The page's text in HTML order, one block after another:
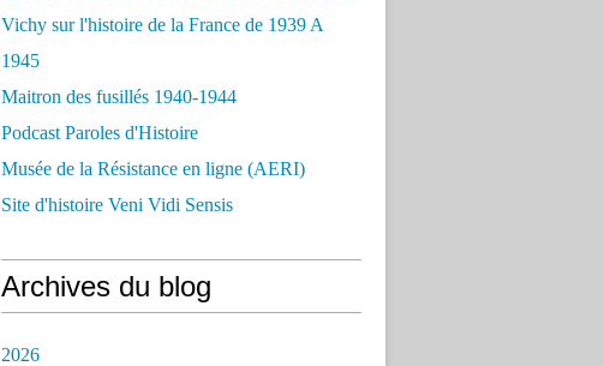
Vichy sur l'histoire de la France de 1939 A
1945
Maitron des fusillés 1940-1944
Podcast Paroles d'Histoire
Musée de la Résistance en ligne (AERI)
Site d'histoire Veni Vidi Sensis
Archives du blog
2026